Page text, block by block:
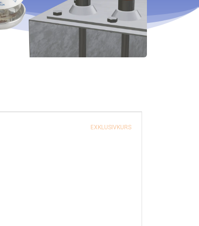
EXKLUSIVKURS